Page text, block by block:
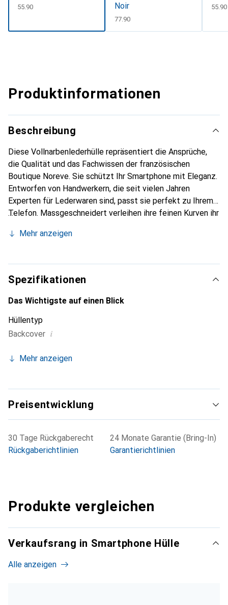
CHF
55.90
Noir
CHF
77.90
CHF
55.90
Produktinformationen
Beschreibung
Diese Vollnarbenlederhülle repräsentiert die Ansprüche,
die Qualität und das Fachwissen der französischen
Boutique Noreve. Sie schützt Ihr Smartphone mit Eleganz.
Entworfen von Handwerkern, die seit vielen Jahren
Experten für Lederwaren sind, passt sie perfekt zu Ihrem
Telefon. Massgeschneidert verleihen ihre feinen Kurven ihr
unverzichtbaren Accessoire für Ihr Smartphone.
die Marke Noreve eine sichere Wahl für eine
anspruchsvolle Kundschaft.
Mehr anzeigen
Spezifikationen
Das Wichtigste auf einen Blick
Hüllentyp
Backcover i
Mehr anzeigen
Preisentwicklung
30 Tage Rückgaberecht
Rückgaberichtlinien
24 Monate Garantie (Bring-In)
Garantierichtlinien
Produkte vergleichen
Verkaufsrang in Smartphone Hülle
Alle anzeigen